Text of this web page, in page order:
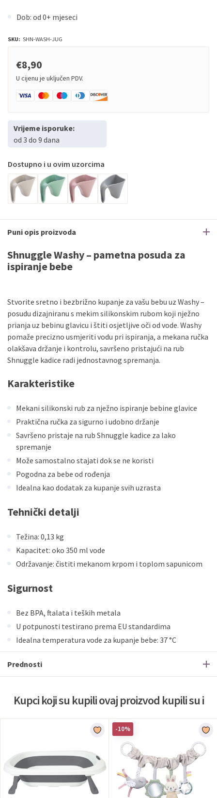
Dob: od 0+ mjeseci
SKU: SHN-WASH-JUG
€8,90
U cijenu je uključen PDV.
Vrijeme isporuke:
od 3 do 9 dana
Dostupno i u ovim uzorcima
Puni opis proizvoda
Shnuggle Washy – pametna posuda za
ispiranje bebe
Stvorite sretno i bezbrižno kupanje za vašu bebu uz Washy –
posudu dizajniranu s mekim silikonskim rubom koji nježno
prianja uz bebinu glavicu i štiti osjetljive oči od vode. Washy
pomaže precizno usmjeriti vodu pri ispiranja, a mekana ručka
olakšava držanje i kontrolu, savršeno pristajući na rub
Shnuggle kadice radi jednostavnog spremanja.
Karakteristike
Mekani silikonski rub za nježno ispiranje bebine glavice
Praktična ručka za sigurno i udobno držanje
Savršeno pristaje na rub Shnuggle kadice za lako
spremanje
Može samostalno stajati dok se ne koristi
Pogodna za bebe od rođenja
Idealna kao dodatak za kupanje svih uzrasta
Tehnički detalji
Težina: 0,13 kg
Kapacitet: oko 350 ml vode
Održavanje: čistiti mekanom krpom i toplom sapunicom
Sigurnost
Bez BPA, ftalata i teških metala
U potpunosti testirano prema EU standardima
Idealna temperatura vode za kupanje bebe: 37 °C
Prednosti
Kupci koji su kupili ovaj proizvod kupili su i
-10%